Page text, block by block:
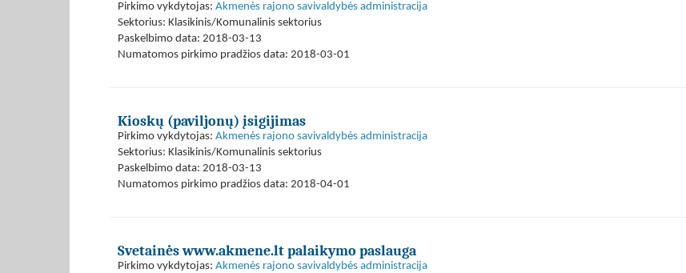
Pirkimo vykdytojas: Akmenės rajono savivaldybės administracija
Sektorius: Klasikinis/Komunalinis sektorius
Paskelbimo data: 2018-03-13
Numatomos pirkimo pradžios data: 2018-03-01
Kioskų (paviljonų) įsigijimas
Pirkimo vykdytojas: Akmenės rajono savivaldybės administracija
Sektorius: Klasikinis/Komunalinis sektorius
Paskelbimo data: 2018-03-13
Numatomos pirkimo pradžios data: 2018-04-01
Svetainės www.akmene.lt palaikymo paslauga
Pirkimo vykdytojas: Akmenės rajono savivaldybės administracija